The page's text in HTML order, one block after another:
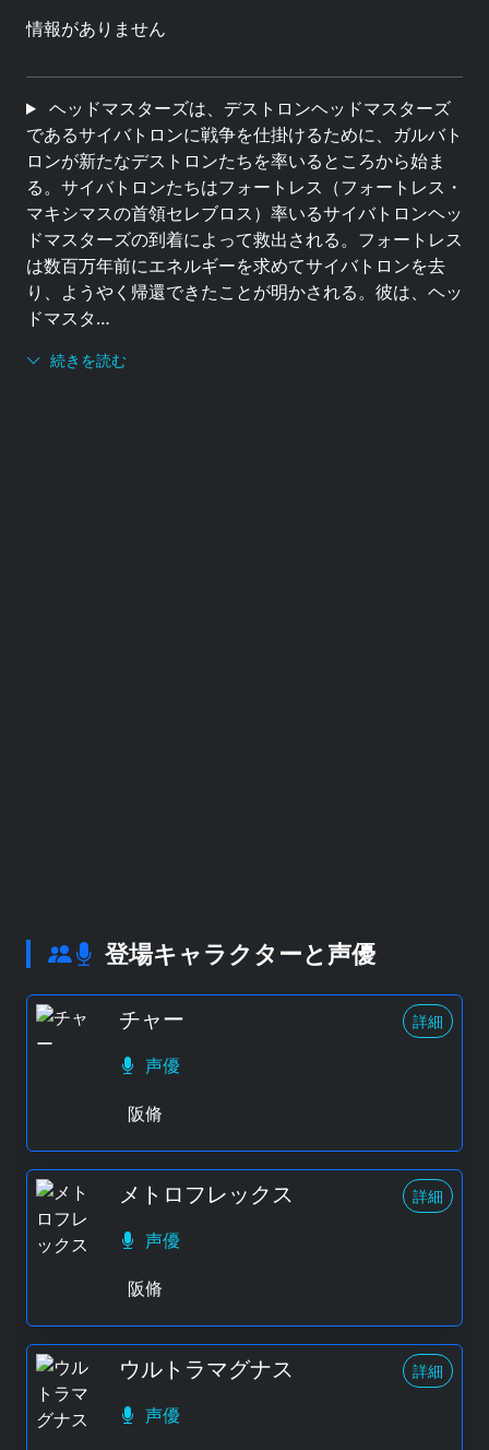
情報がありません
ヘッドマスターズは、デストロンヘッドマスターズ
であるサイバトロンに戦争を仕掛けるために、ガルバト
ロンが新たなデストロンたちを率いるところから始ま
る。サイバトロンたちはフォートレス（フォートレス・
マキシマスの首領セレブロス）率いるサイバトロンヘッ
ドマスターズの到着によって救出される。フォートレス
は数百万年前にエネルギーを求めてサイバトロンを去
り、ようやく帰還できたことが明かされる。彼は、ヘッ
ドマスタ…
続きを読む
登場キャラクターと声優
チャー 詳細
声優
阪脩
メトロフレックス 詳細
声優
阪脩
ウルトラマグナス 詳細
声優